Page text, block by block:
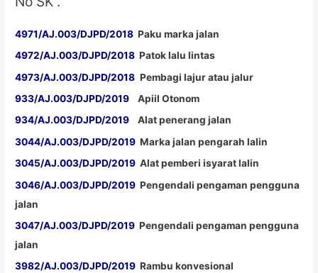
4971/AJ.003/DJPD/2018 Paku marka jalan
4972/AJ.003/DJPD/2018 Patok lalu lintas
4973/AJ.003/DJPD/2018 Pembagi lajur atau jalur
933/AJ.003/DJPD/2019 Apiil Otonom
934/AJ.003/DJPD/2019 Alat penerang jalan
3044/AJ.003/DJPD/2019 Marka jalan pengarah lalin
3045/AJ.003/DJPD/2019 Alat pemberi isyarat lalin
3046/AJ.003/DJPD/2019 Pengendali pengaman pengguna
jalan
3047/AJ.003/DJPD/2019 Pengendali pengaman pengguna
jalan
3982/AJ.003/DJPD/2019 Rambu konvesional